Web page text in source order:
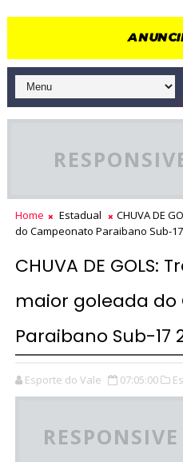
Home Estadual
CHUVA DE
do Campeonato Paraibano Sub-17
CHUVA DE GOLS:
maior goleada
Paraibano Sub-17
Esporte do Vale 07:05:00